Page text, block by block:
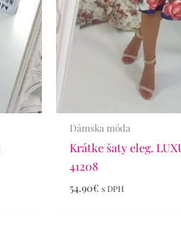
Dámska móda
Krátke šaty eleg.
41208
54.90€ s DPH